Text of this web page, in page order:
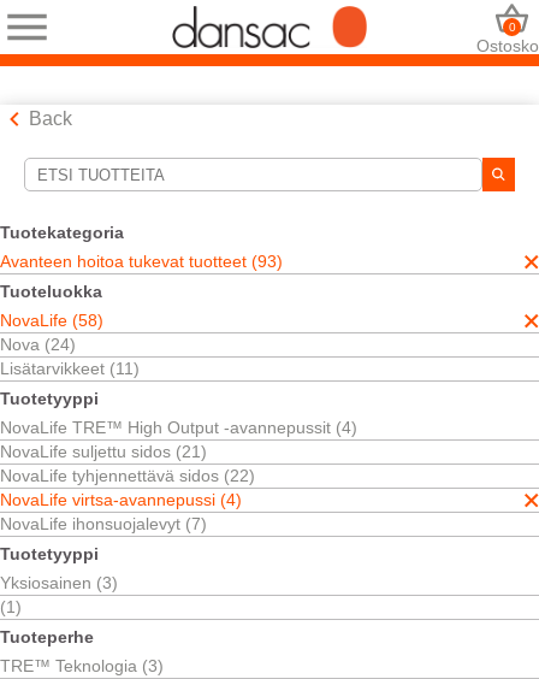
0
Back
Tuotekategoria
Avanteen hoitoa tukevat tuotteet (93)
Tuoteluokka
NovaLife (58)
Nova (24)
Lisätarvikkeet (11)
Tuotetyyppi
NovaLife TRE™ High Output -avannepussit (4)
NovaLife suljettu sidos (21)
NovaLife tyhjennettävä sidos (22)
NovaLife virtsa-avannepussi (4)
NovaLife ihonsuojalevyt (7)
Tuotetyyppi
Yksiosainen (3)
(1)
Tuoteperhe
TRE™ Teknologia (3)
Hakutyökalut
Valintasi:
Avanteen hoitoa tukevat tuotteet
NovaLife
NovaLife virtsa-avannepussi
Valintasi vastasi4tuloksia
Järjestä: